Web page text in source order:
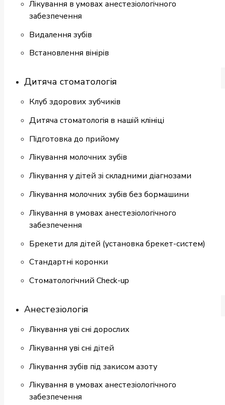
Лікування в умовах анестезіологічного
забезпечення
Видалення зубів
Встановлення вінірів
Дитяча стоматологія
Клуб здорових зубчиків
Дитяча стоматологія в нашій клініці
Підготовка до прийому
Лікування молочних зубів
Лікування у дітей зі складними діагнозами
Лікування молочних зубів без бормашини
Лікування в умовах анестезіологічного
забезпечення
Брекети для дітей (установка брекет-систем)
Cтандартні коронки
Стоматологiчний Check-up
Анестезіологія
Лікування уві сні дорослих
Лікування уві сні дітей
Лікування зубів під закисом азоту
Лікування в умовах анестезіологічного
забезпечення